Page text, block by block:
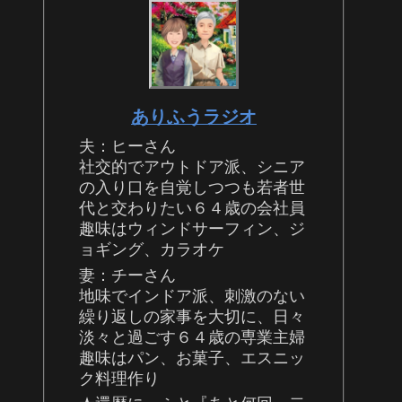
ありふうラジオ
夫：ヒーさん
社交的でアウトドア派、シニア
の入り口を自覚しつつも若者世
代と交わりたい６４歳の会社員
趣味はウィンドサーフィン、ジ
ョギング、カラオケ
妻：チーさん
地味でインドア派、刺激のない
繰り返しの家事を大切に、日々
淡々と過ごす６４歳の専業主婦
趣味はパン、お菓子、エスニッ
ク料理作り